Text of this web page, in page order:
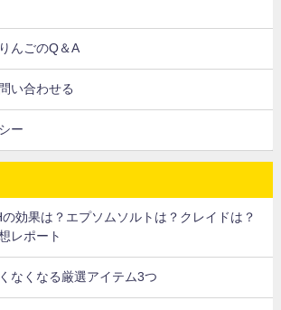
んごのQ＆A
い合わせる
ー
効果は？エプソムソルトは？クレイドは？
レポート
なくなる厳選アイテム3つ